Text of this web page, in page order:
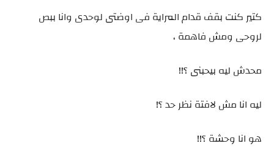
كتير كنت بقف قدام المراية فى اوضتى لوحدى وانا ببص
لروحى ومش فاهمة ،
محدش ليه بيحبنى ؟!!
ليه انا مش لافتة نظر حد ؟!
هو انا وحشة ؟!!